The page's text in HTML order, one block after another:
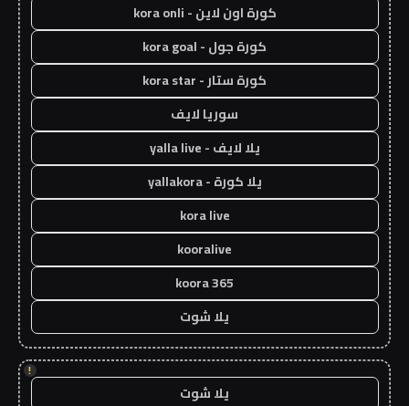
كورة اون لاين - kora onli
كورة جول - kora goal
كورة ستار - kora star
سوريا لايف
يلا لايف - yalla live
يلا كورة - yallakora
kora live
kooralive
koora 365
يلا شوت
!
يلا شوت